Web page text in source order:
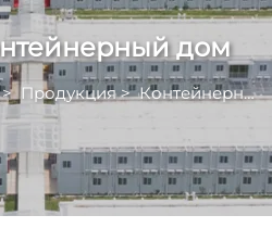
дом
Продукция>Контейнерный Дом